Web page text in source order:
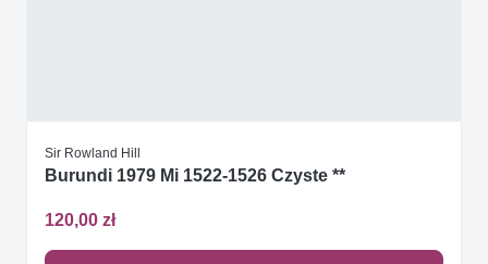
Sir Rowland Hill
Burundi 1979 Mi 1522-1526 Czyste **
120,00 zł